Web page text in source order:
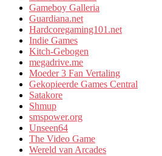
Gameboy Galleria
Guardiana.net
Hardcoregaming101.net
Indie Games
Kitch-Gebogen
megadrive.me
Moeder 3 Fan Vertaling
Gekopieerde Games Central
Satakore
Shmup
smspower.org
Unseen64
The Video Game
Wereld van Arcades